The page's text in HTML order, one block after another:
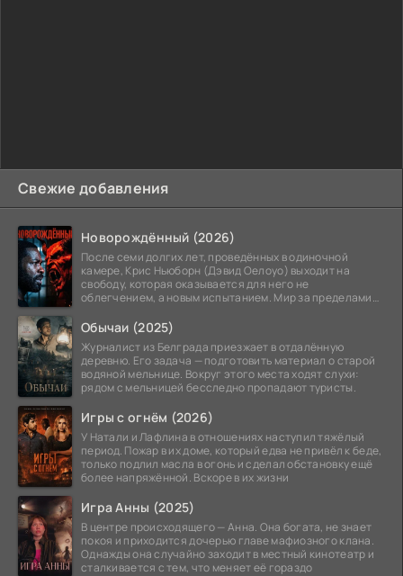
Свежие добавления
Новорождённый (2026)
После семи долгих лет, проведённых в одиночной
камере, Крис Ньюборн (Дэвид Оелоуо) выходит на
свободу, которая оказывается для него не
облегчением, а новым испытанием. Мир за пределами
Обычаи (2025)
Журналист из Белграда приезжает в отдалённую
деревню. Его задача — подготовить материал о старой
водяной мельнице. Вокруг этого места ходят слухи:
рядом с мельницей бесследно пропадают туристы.
Игры с огнём (2026)
У Натали и Лафлина в отношениях наступил тяжёлый
период. Пожар в их доме, который едва не привёл к беде,
только подлил масла в огонь и сделал обстановку ещё
более напряжённой. Вскоре в их жизни
Игра Анны (2025)
В центре происходящего — Анна. Она богата, не знает
покоя и приходится дочерью главе мафиозного клана.
Однажды она случайно заходит в местный кинотеатр и
сталкивается с тем, что меняет её гораздо